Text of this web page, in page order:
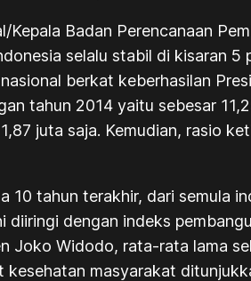
Badan Perencanaan
selalu stabil di kisaran
berkat keberhasilan
tahun 2014 yaitu sebesar
juta saja. Kemudian, rasio
10 tahun terakhir, dari semula
dengan indeks
Joko Widodo, rata-rata lama
masyarakat